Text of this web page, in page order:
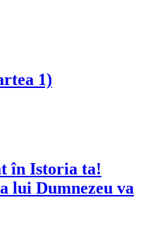
1)
în Istoria ta!
lui Dumnezeu va